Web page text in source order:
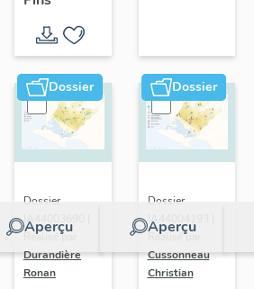
Dossier
Aperçu
Dossier
IA44003690 |
Réalisé par
Durandière
Ronan
Dossier
Aperçu
Dossier
IA44004193 |
Réalisé par
Cussonneau
Christian